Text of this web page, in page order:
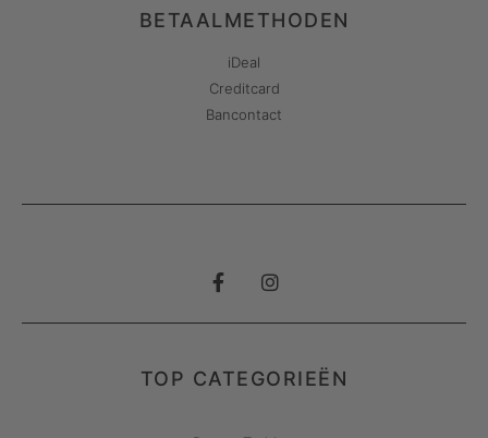
BETAALMETHODEN
iDeal
Creditcard
Bancontact
TOP CATEGORIEËN